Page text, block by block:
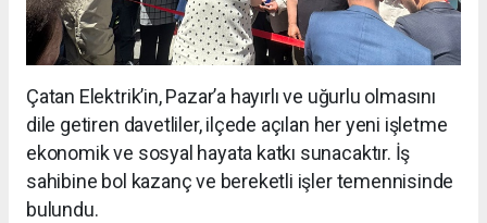
Çatan Elektrik’in, Pazar’a hayırlı ve uğurlu olmasını
dile getiren davetliler, ilçede açılan her yeni işletme
ekonomik ve sosyal hayata katkı sunacaktır. İş
sahibine bol kazanç ve bereketli işler temennisinde
bulundu.